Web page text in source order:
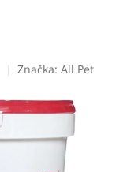
Značka: All Pet